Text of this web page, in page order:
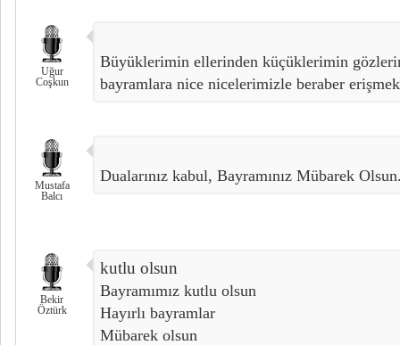
Uğur
Coşkun
Büyüklerimin ellerinden küçüklerimin
bayramlara nice nicelerimizle beraber
Mustafa
Balcı
Dualarınız kabul, Bayramınız Mübarek
Bekir
Öztürk
kutlu olsun
Bayramımız kutlu olsun
Hayırlı bayramlar
Mübarek olsun